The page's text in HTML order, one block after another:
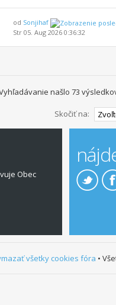
od Sonjihaf
Str 05. Aug 2026 0:36:32
našlo 73
Skočiť na:
Obec
všetky cookies fóra •